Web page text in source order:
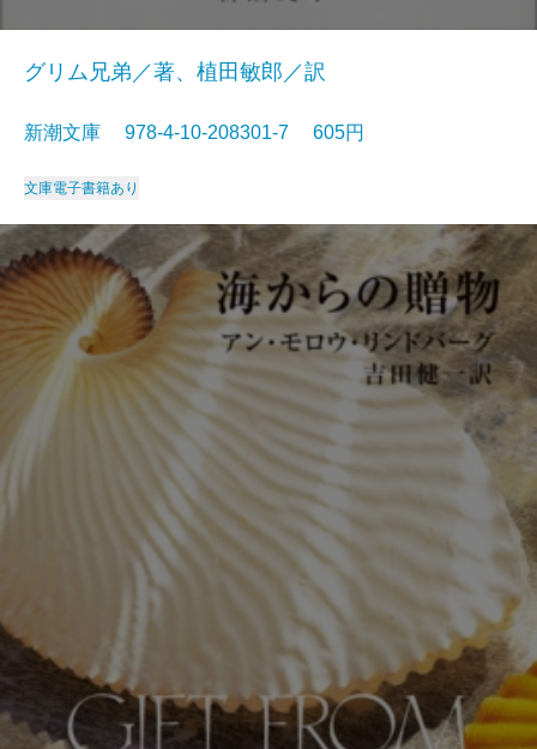
グリム兄弟／著、植田敏郎／訳
新潮文庫 978-4-10-208301-7 605円
文庫電子書籍あり